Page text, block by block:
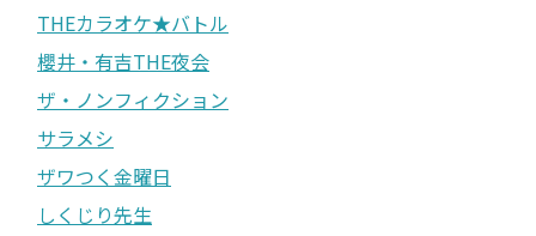
THEカラオケ★バトル
櫻井・有吉THE夜会
ザ・ノンフィクション
サラメシ
ザワつく金曜日
しくじり先生